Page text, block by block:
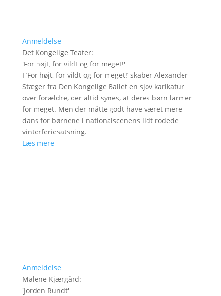
Anmeldelse
Det Kongelige Teater:
'For højt, for vildt og for meget!'
I ’For højt, for vildt og for meget!’ skaber Alexander
Stæger fra Den Kongelige Ballet en sjov karikatur
over forældre, der altid synes, at deres børn larmer
for meget. Men der måtte godt have været mere
dans for børnene i nationalscenens lidt rodede
vinterferiesatsning.
Læs mere
Anmeldelse
Malene Kjærgård:
'Jorden Rundt'